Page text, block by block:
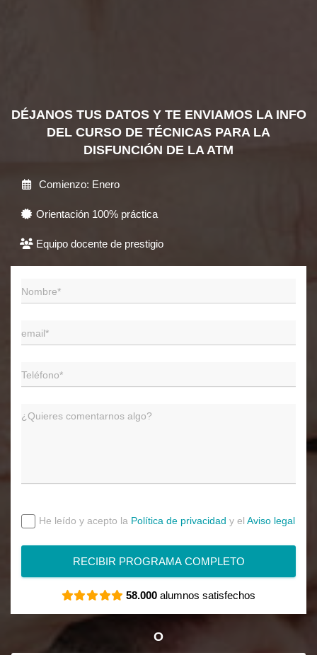
DÉJANOS TUS DATOS Y TE ENVIAMOS LA INFO
DEL CURSO DE TÉCNICAS PARA LA
DISFUNCIÓN DE LA ATM
Comienzo: Enero
Orientación 100% práctica
Equipo docente de prestigio
He leído y acepto la Política de privacidad y el Aviso legal
RECIBIR PROGRAMA COMPLETO
58.000 alumnos satisfechos
O